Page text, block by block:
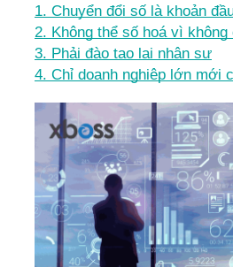
1. Chuyển đổi số là khoản
2. Không thể số hoá vì không
3. Phải đào tạo lại nhân sự
4. Chỉ doanh nghiệp lớn mới